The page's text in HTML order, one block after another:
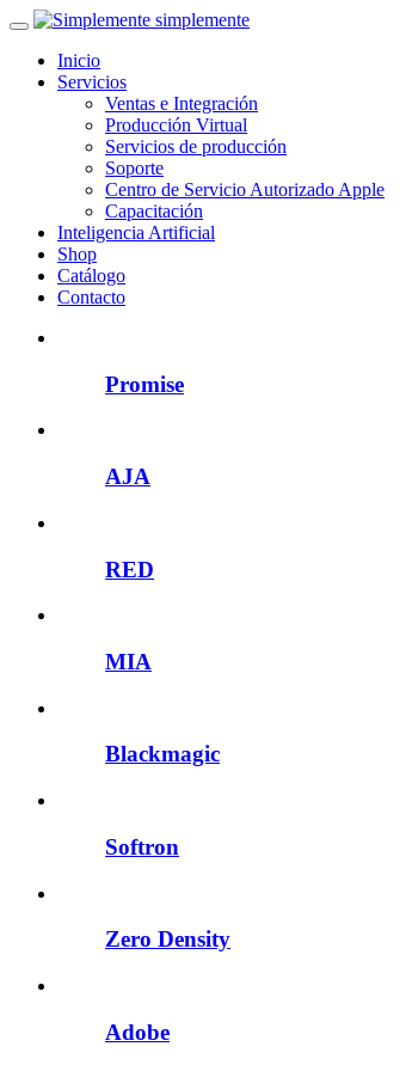
simplemente
Inicio
Servicios
Ventas e Integración
Producción Virtual
Servicios de producción
Soporte
Centro de Servicio Autorizado Apple
Capacitación
Inteligencia Artificial
Shop
Catálogo
Contacto
Promise
AJA
RED
MIA
Blackmagic
Softron
Zero Density
Adobe